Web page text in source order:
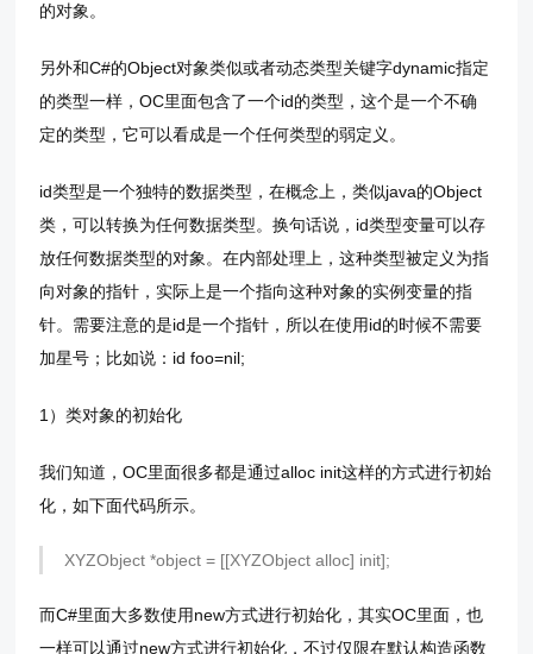
的对象。
另外和C#的Object对象类似或者动态类型关键字dynamic指定
的类型一样，OC里面包含了一个id的类型，这个是一个不确
定的类型，它可以看成是一个任何类型的弱定义。
id类型是一个独特的数据类型，在概念上，类似java的Object
类，可以转换为任何数据类型。换句话说，id类型变量可以存
放任何数据类型的对象。在内部处理上，这种类型被定义为指
向对象的指针，实际上是一个指向这种对象的实例变量的指
针。需要注意的是id是一个指针，所以在使用id的时候不需要
加星号；比如说：id foo=nil;
1）类对象的初始化
我们知道，OC里面很多都是通过alloc init这样的方式进行初始
化，如下面代码所示。
XYZObject *object = [[XYZObject alloc] init];
而C#里面大多数使用new方式进行初始化，其实OC里面，也
一样可以通过new方式进行初始化，不过仅限在默认构造函数